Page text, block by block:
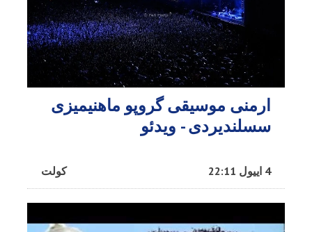
ارمنی موسیقی گروپو ماهنیمیزی
سسلندیردی - ویدئو
کولت 4 اییول 22:11